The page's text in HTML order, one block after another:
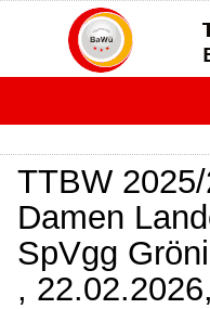
TTBW
Damen
SpVgg
,